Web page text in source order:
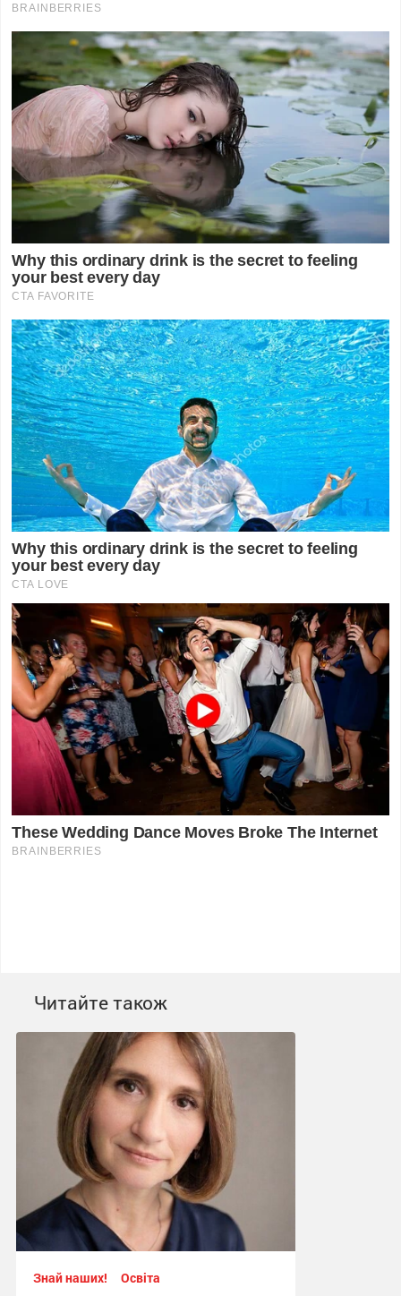
Читайте також
Знай наших! Освіта